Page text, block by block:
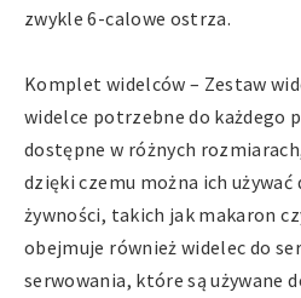
zwykle 6-calowe ostrza.
Komplet widelców – Zestaw
widelce potrzebne do każdego
dostępne w różnych
dzięki czemu można ich
żywności, takich jak makaron
obejmuje również widelec do
serwowania, które są używane